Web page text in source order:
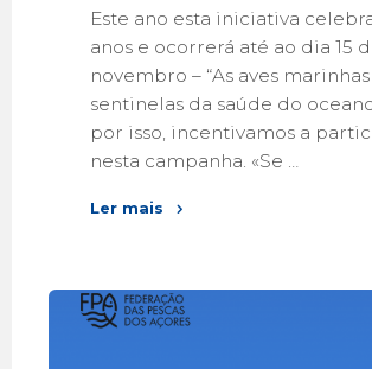
Este ano esta iniciativa
anos e ocorrerá até ao dia 15
novembro – “As aves marinhas
sentinelas da saúde do
por isso, incentivamos a
nesta campanha. «Se …
Ler mais